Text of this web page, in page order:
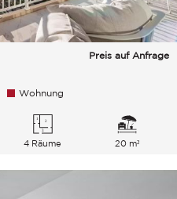
Preis auf Anfrage
Wohnung
4 Räume 20 m²